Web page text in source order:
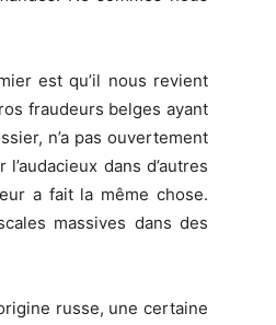
est qu’il nous revient
fraudeurs belges ayant
n’a pas ouvertement
dans d’autres
a fait la même chose.
massives dans des
russe, une certaine